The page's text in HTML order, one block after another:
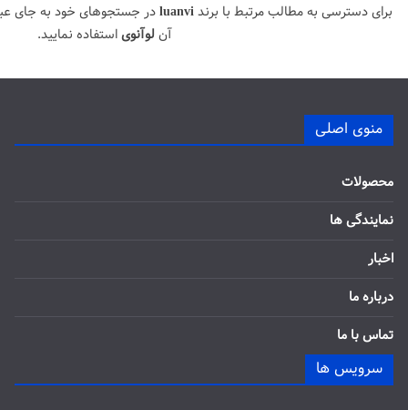
برای دسترسی به مطالب مرتبط با برندluanviدر جستجوهای خود به جای
آن لوآنویاستفاده نمایید.
منوی اصلی
محصولات
نمایندگی ها
اخبار
درباره ما
تماس با ما
سرویس ها